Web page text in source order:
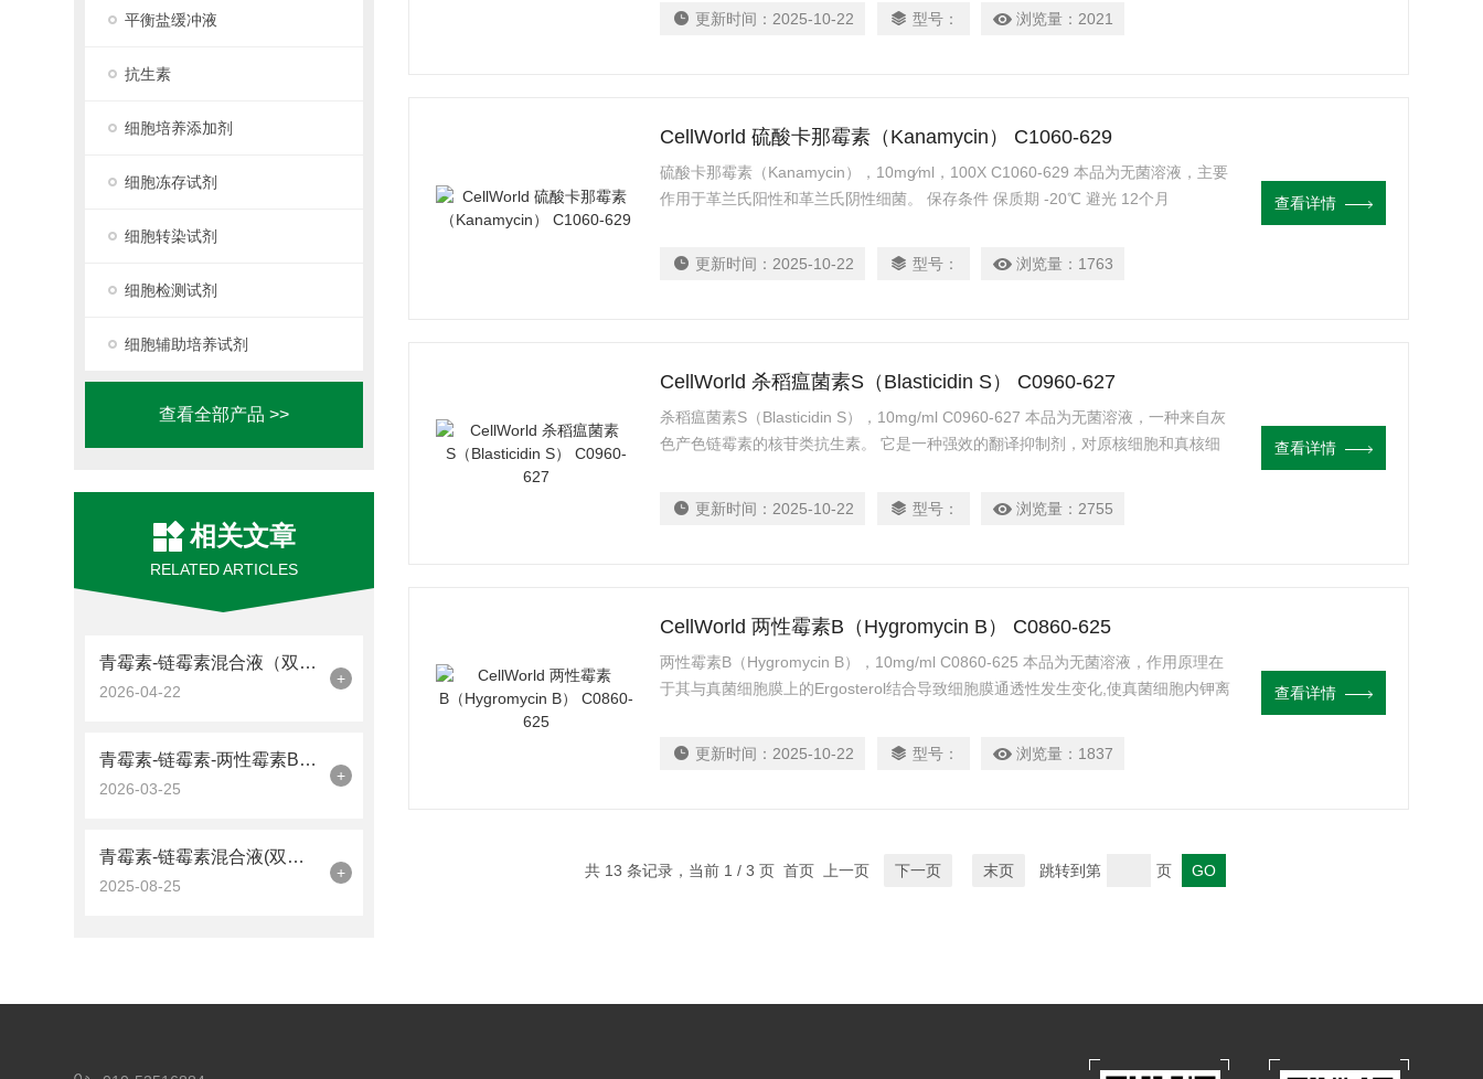
平衡盐缓冲液
抗生素
细胞培养添加剂
细胞冻存试剂
细胞转染试剂
细胞检测试剂
细胞辅助培养试剂
查看全部产品 >>
相关文章
RELATED ARTICLES
青霉素-链霉素混合液（双抗）100X的主要用途是什么？
2026-04-22
+
青霉素-链霉素-两性霉素B混合液是一种广谱抗菌剂
2026-03-25
+
青霉素-链霉素混合液(双抗)100X的应用场景有哪些？
2025-08-25
+
更新时间： 2025-10-22 型号： 浏览量： 2021
CellWorld 硫酸卡那霉素（Kanamycin） C1060-629
硫酸卡那霉素（Kanamycin），10mg⁄ml，100X C1060-629 本品为无菌溶液，主要
作用于革兰氏阳性和革兰氏阴性细菌。 保存条件 保质期 -20℃ 避光 12个月
更新时间： 2025-10-22 型号： 浏览量： 1763
查看详情
CellWorld 杀稻瘟菌素S（Blasticidin S） C0960-627
杀稻瘟菌素S（Blasticidin S），10mg/ml C0960-627 本品为无菌溶液，一种来自灰
色产色链霉素的核苷类抗生素。 它是一种强效的翻译抑制剂，对原核细胞和真核细
更新时间： 2025-10-22 型号： 浏览量： 2755
查看详情
CellWorld 两性霉素B（Hygromycin B） C0860-625
两性霉素B（Hygromycin B），10mg/ml C0860-625 本品为无菌溶液，作用原理在
于其与真菌细胞膜上的Ergosterol结合导致细胞膜通透性发生变化,使真菌细胞内钾离
更新时间： 2025-10-22 型号： 浏览量： 1837
查看详情
共 13 条记录，当前 1 / 3 页 首页 上一页 下一页 末页 跳转到第 页